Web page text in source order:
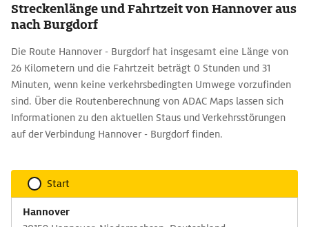
Streckenlänge und Fahrtzeit von Hannover aus
nach Burgdorf
Die Route Hannover - Burgdorf hat insgesamt eine Länge von
26 Kilometern und die Fahrtzeit beträgt 0 Stunden und 31
Minuten, wenn keine verkehrsbedingten Umwege vorzufinden
sind. Über die Routenberechnung von ADAC Maps lassen sich
Informationen zu den aktuellen Staus und Verkehrsstörungen
auf der Verbindung Hannover - Burgdorf finden.
Start
Hannover